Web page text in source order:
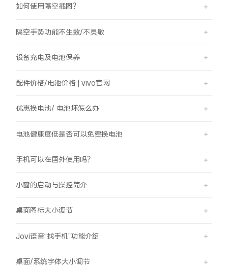
如何使用隔空截图？
隔空手势功能不生效/不灵敏
设备充电及电池保养
配件价格/电池价格 | vivo官网
优惠换电池/ 电池坏怎么办
电池健康度低是否可以免费换电池
手机可以在国外使用吗？
小窗的启动与操控简介
桌面图标大小调节
Jovi语音“找手机”功能介绍
桌面/系统字体大小调节